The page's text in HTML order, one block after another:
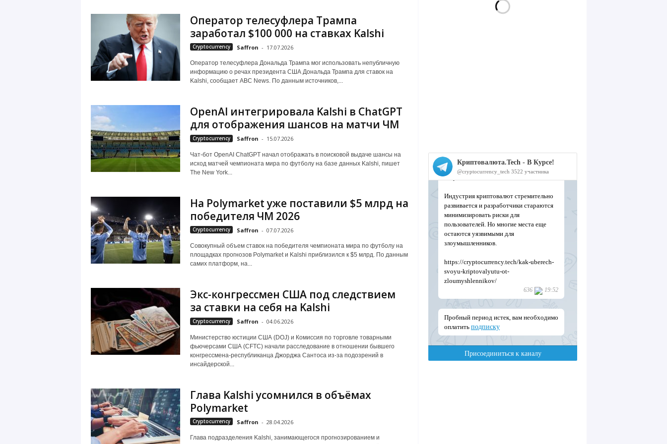
Оператор телесуфлера Трампа
заработал $100 000 на ставках Kalshi
Cryptocurrency Saffron - 17.07.2026
Оператор телесуфлера Дональда Трампа мог использовать непубличную
информацию о речах президента США Дональда Трампа для ставок на
Kalshi, сообщает ABC News. По данным источников,...
OpenAI интегрировала Kalshi в ChatGPT
для отображения шансов на матчи ЧМ
Cryptocurrency Saffron - 15.07.2026
Чат-бот OpenAI ChatGPT начал отображать в поисковой выдаче шансы на
исход матчей чемпионата мира по футболу на базе данных Kalshi, пишет
The New York...
На Polymarket уже поставили $5 млрд на
победителя ЧМ 2026
Cryptocurrency Saffron - 07.07.2026
Совокупный объем ставок на победителя чемпионата мира по футболу на
площадках прогнозов Polymarket и Kalshi приблизился к $5 млрд. По данным
самих платформ, на...
Экс-конгрессмен США под следствием
за ставки на себя на Kalshi
Cryptocurrency Saffron - 04.06.2026
Министерство юстиции США (DOJ) и Комиссия по торговле товарными
фьючерсами США (CFTC) начали расследование в отношении бывшего
конгрессмена-республиканца Джорджа Сантоса из-за подозрений в
инсайдерской...
Глава Kalshi усомнился в объёмах
Polymarket
Cryptocurrency Saffron - 28.04.2026
Глава подразделения Kalshi, занимающегося прогнозированием и